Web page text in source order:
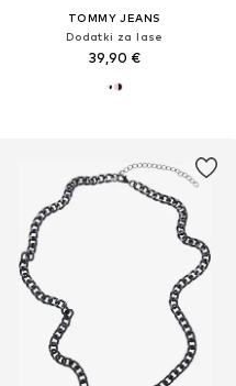
TOMMY JEANS
Dodatki za lase
39,90 €